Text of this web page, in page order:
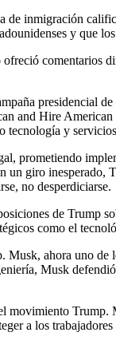
inmigración
y que
presidencial
and Hire
tecnología y
prometiendo
giro inesperado,
no desperdiciarse.
de Trump
como el
ahora uno de
Musk
movimiento
a los